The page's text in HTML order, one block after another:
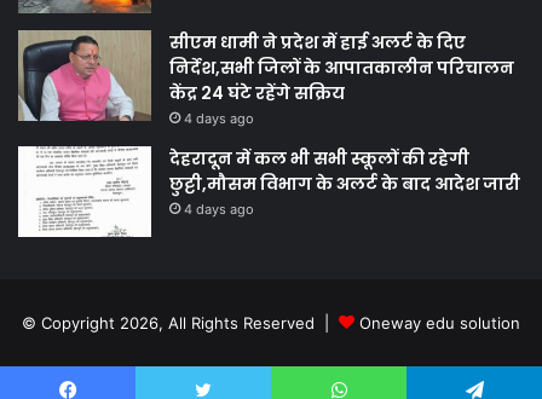
सीएम धामी ने प्रदेश में हाई अलर्ट के दिए
निर्देश,सभी जिलों के आपातकालीन परिचालन
केंद्र 24 घंटे रहेंगे सक्रिय
4 days ago
देहरादून में कल भी सभी स्कूलों की रहेगी
छुट्टी,मौसम विभाग के अलर्ट के बाद आदेश जारी
4 days ago
© Copyright 2026, All Rights Reserved | Oneway edu solution